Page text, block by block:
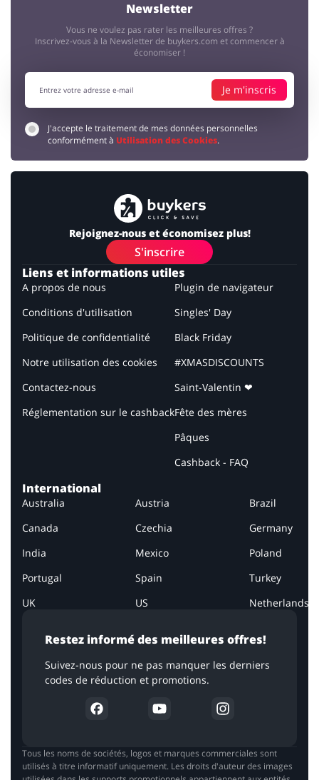
Newsletter
Vous ne voulez pas rater les meilleures offres ?
Inscrivez-vous à la Newsletter de buykers.com et commencer à
économiser !
Je m'inscris
J'accepte le traitement de mes données personnelles
conformément à Utilisation des Cookies.
Rejoignez-nous et économisez plus!
S'inscrire
Restez informé des meilleures offres!
Suivez-nous pour ne pas manquer les derniers
codes de réduction et promotions.
Liens et informations utiles
A propos de nous
Conditions d'utilisation
Politique de confidentialité
Notre utilisation des cookies
Contactez-nous
Réglementation sur le cashback
Plugin de navigateur
Singles' Day
Black Friday
#XMASDISCOUNTS
Saint-Valentin ❤
Fête des mères
Pâques
Cashback - FAQ
International
Australia Austria
Brazil
Canada
Czechia
Germany
India
Mexico
Poland
Portugal
Spain
Turkey
UK
US Netherlands
Tous les noms de sociétés, logos et marques commerciales sont
utilisés à titre informatif uniquement. Les droits d'auteur des images